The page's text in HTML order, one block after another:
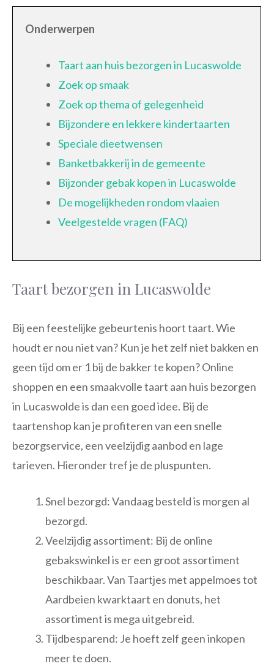
Onderwerpen
Taart aan huis bezorgen in Lucaswolde
Zoek op smaak
Zoek op thema of gelegenheid
Bijzondere en lekkere kindertaarten
Speciale dieetwensen
Banketbakkerij in de gemeente
Bijzonder gebak kopen in Lucaswolde
De mogelijkheden rondom vlaaien
Veelgestelde vragen (FAQ)
Taart bezorgen in Lucaswolde
Bij een feestelijke gebeurtenis hoort taart. Wie
houdt er nou niet van? Kun je het zelf niet bakken en
geen tijd om er 1 bij de bakker te kopen? Online
shoppen en een smaakvolle taart aan huis bezorgen
in Lucaswolde is dan een goed idee. Bij de
taartenshop kan je profiteren van een snelle
bezorgservice, een veelzijdig aanbod en lage
tarieven. Hieronder tref je de pluspunten.
Snel bezorgd: Vandaag besteld is morgen al
bezorgd.
Veelzijdig assortiment: Bij de online
gebakswinkel is er een groot assortiment
beschikbaar. Van Taartjes met appelmoes tot
Aardbeien kwarktaart en donuts, het
assortiment is mega uitgebreid.
Tijdbesparend: Je hoeft zelf geen inkopen
meer te doen.